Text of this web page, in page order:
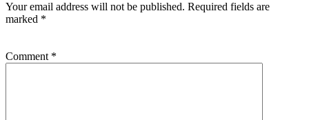
Your email address will not be published. Required fields are
marked *
Comment *